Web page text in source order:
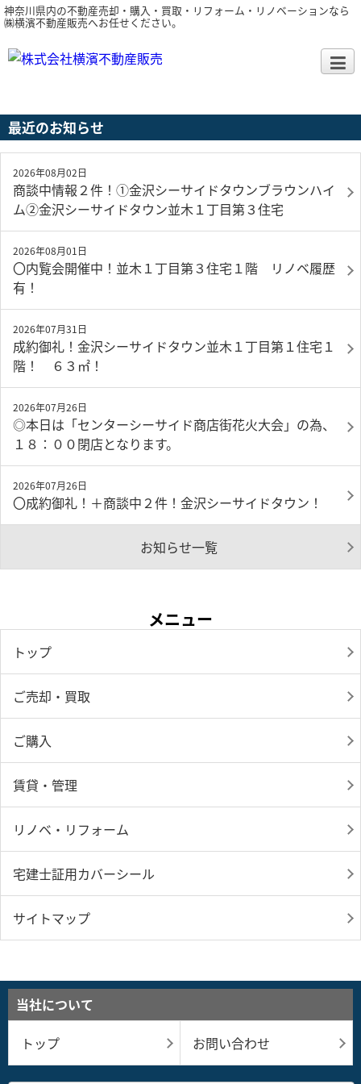
神奈川県内の不動産売却・購入・買取・リフォーム・リノベーションなら
㈱横濱不動産販売へお任せください。
最近のお知らせ
2026年08月02日
商談中情報２件！①金沢シーサイドタウンブラウンハイ
ム②金沢シーサイドタウン並木１丁目第３住宅
2026年08月01日
〇内覧会開催中！並木１丁目第３住宅１階 リノベ履歴
有！
2026年07月31日
成約御礼！金沢シーサイドタウン並木１丁目第１住宅１
階！ ６３㎡！
2026年07月26日
◎本日は「センターシーサイド商店街花火大会」の為、
１８：００閉店となります。
2026年07月26日
〇成約御礼！＋商談中２件！金沢シーサイドタウン！
お知らせ一覧
メニュー
トップ
ご売却・買取
ご購入
賃貸・管理
リノベ・リフォーム
宅建士証用カバーシール
サイトマップ
当社について
トップ
お問い合わせ